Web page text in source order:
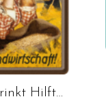
Hilft…